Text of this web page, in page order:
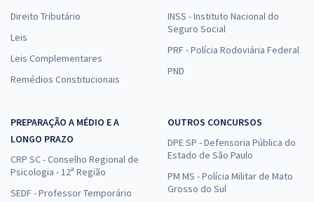
Direito Tributário
Leis
Leis Complementares
Remédios Constitucionais
INSS - Instituto Nacional do
Seguro Social
PRF - Polícia Rodoviária Federal
PND
PREPARAÇÃO A MÉDIO E A
LONGO PRAZO
CRP SC - Conselho Regional de
Psicologia - 12ª Região
SEDF - Professor Temporário
OUTROS CONCURSOS
DPE SP - Defensoria Pública do
Estado de São Paulo
PM MS - Polícia Militar de Mato
Grosso do Sul